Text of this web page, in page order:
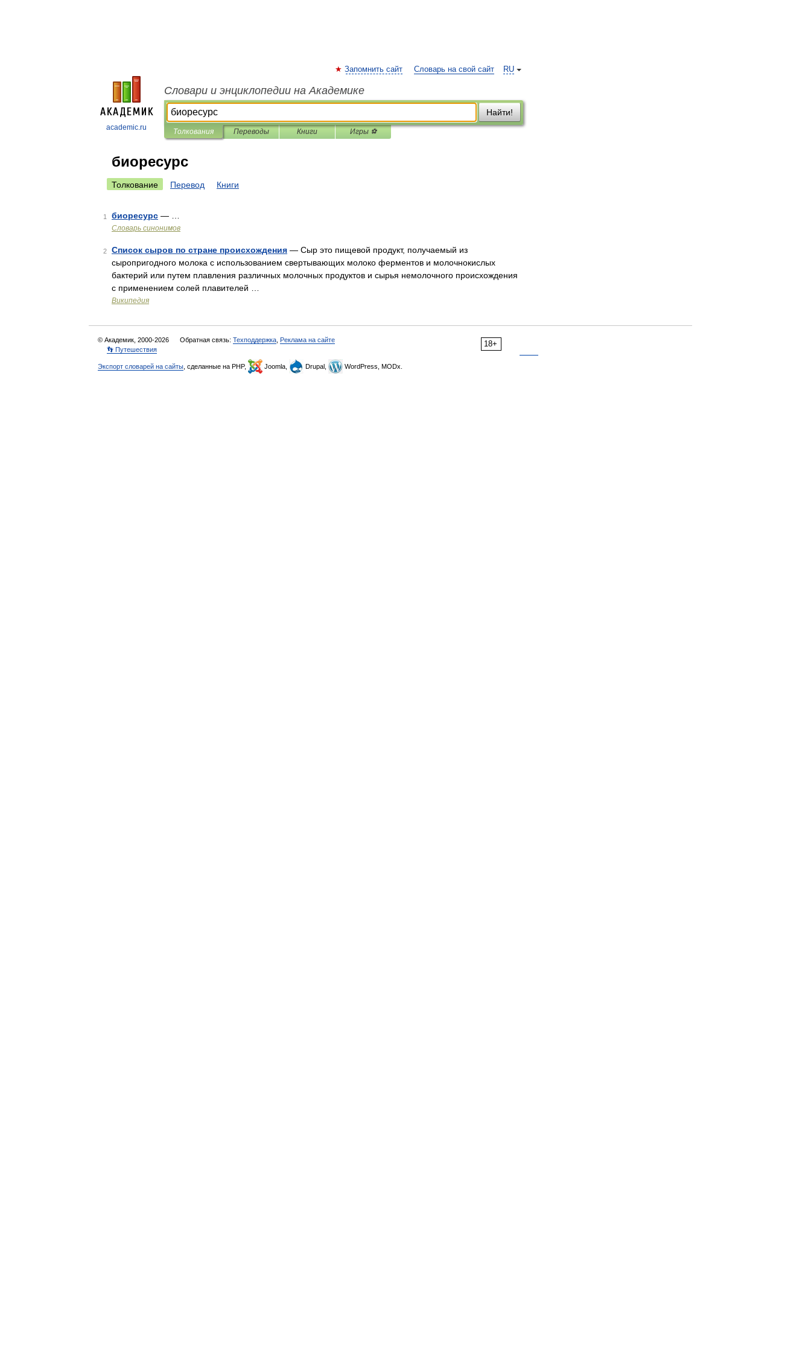
academic.ru
RU
Запомнить сайт Словарь на свой сайт
Словари и энциклопедии на Академике
Найти!
Толкования Переводы Книги Игры ⚽
биоресурс
Толкование Перевод Книги
1 биоресурс — …
Словарь синонимов
2 Список сыров по стране происхождения — Сыр это пищевой продукт, получаемый из
сыропригодного молока с использованием свертывающих молоко ферментов и молочнокислых
бактерий или путем плавления различных молочных продуктов и сырья немолочного происхождения
с применением солей плавителей …
Википедия
18+
© Академик, 2000-2026 Обратная связь: Техподдержка Реклама на сайте
👣 Путешествия
Экспорт словарей на сайты , сделанные на PHP, Joomla, Drupal, WordPress, MODx.